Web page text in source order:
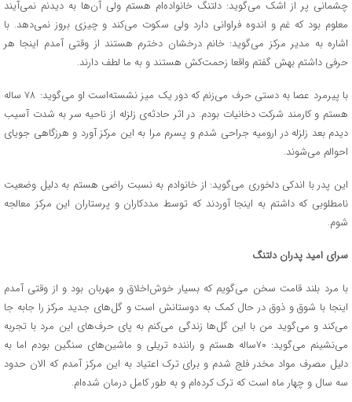
چشمانی پر از اشک می‌گوید: دلتنگ خانواده‌ام هستم ولی آن‌ها به دیدنم نمی‌آیند
معلوم بود که غم و اندوه فراوانی دارد ولی سکوت می‌کند و چیزی بروز نمی‌دهد. با
اشاره به مدیر مرکز می‌گوید: خانم درخشان دخترم هستند از وقتی آمدم اینجا هر
حرفی داشتم بهش گفتم واقعا زحمت‌کش هستند و به ما لطف دارند.
با پیرمرد عصا به دستی حرف می‌زنم که دور یک میز نشسته‌است او می‌گوید: ۷۸ ساله
هستم و کارمند شرکت دخانیات بودم. در اثر حادثه‌ی زلزله از ناحیه سر به شدت آسیب
دیدم بعد زلزله در ارومیه جراحی شدم و پسرم مرا به این مرکز آورد و هرزگاهی جویای
احوالم می‌شوند.
این پدر با اندکی دلخوری می‌گوید: از خانوادم به نسبت راضی هستم به دلیل وضعیت
نامطلوبی که داشتم به اینجا آوردند که توسط مددکاران و پرستاران این مرکز معالجه
شوم.
سرای امید پدران دلتنگ
با مرد بلند قامت سخن می‌گویم که بسیار خوش‌اخلاق و مهربان بود و از وقتی آمدم
اینجا با شوق و ذوق در حال کمک به دوستانش است و گل‌های جدید مرکز را جابه جا
می‌کند و می‌گوید من با این گل‌ها زندگی می‌کنم به پای حرف‌های این مرد با تجربه
می‌نشینم می‌گوید: ۷۰ساله هستم و راننده تریلی و ماشین‌های سنگین بودم اما به
دلیل مصرف مواد مخدر فلج شدم و برای ترک اعتیاد به این مرکز آمدم که الان حدود
سه سال و چهار ماه است که ترک کرده‌ام و به طور کامل درمان شده‌ام.